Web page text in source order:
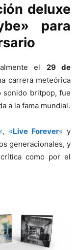
deluxe
para
el 29 de
carrera meteórica
sonido britpop, fue
a la fama mundial.
, «Live Forever« y
generacionales, y
como por el